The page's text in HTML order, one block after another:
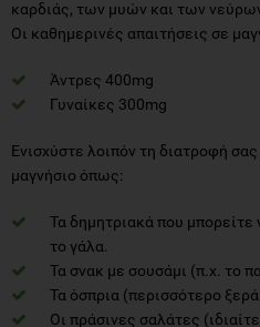
καρδιάς, των μυών και των
Οι καθημερινές απαιτήσεις σε
Άντρες 400mg
Γυναίκες 300mg
Ενισχύστε λοιπόν τη διατροφή
μαγνήσιο όπως:
Τα δημητριακά που
το γάλα.
Τα σνακ με σουσάμι (π.χ. το
Τα όσπρια (περισσότερο
Οι πράσινες σαλάτες